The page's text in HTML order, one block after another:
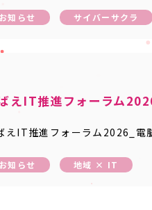
お知らせ サイバーサクラ
えIT推進フォーラム
えIT推進フォーラム2026_
お知らせ 地域 × IT